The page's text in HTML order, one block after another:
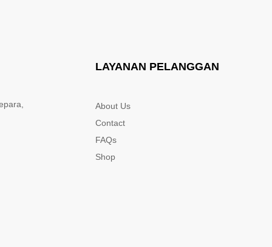
LAYANAN PELANGGAN
About Us
Contact
FAQs
Shop